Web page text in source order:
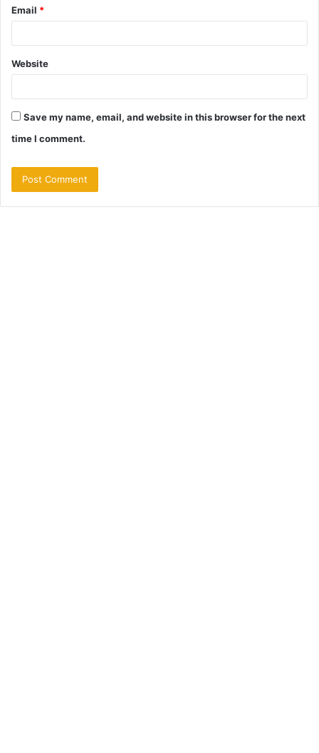
Email *
Website
Save my name, email, and website in this browser for the next
time I comment.